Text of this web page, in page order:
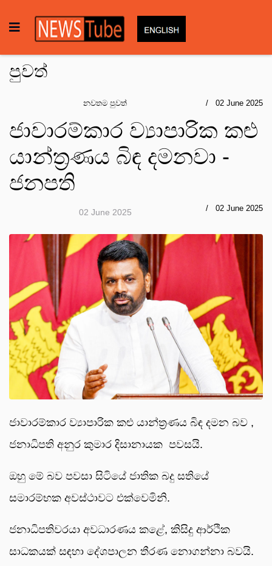
පුවත්
නවතම පුවත් 02 June 2025
ජාවාරම්කාර ව්‍යාපාරික කළු
යාන්ත්‍රණය බිඳ දමනවා -
ජනපති
02 June 2025 02 June 2025
ජාවාරම්කාර ව්‍යාපාරික කළු යාන්ත්‍රණය බිඳ දමන බව ,
ජනාධිපති අනුර කුමාර දිසානායක පවසයි.
ඔහු මේ බව පවසා සිටියේ ජාතික බදු සතියේ
සමාරම්භක අවස්ථාවට එක්වෙමිනි.
ජනාධිපතිවරයා අවධාරණය කළේ, කිසිදු ආර්ථික
සාධකයක් සඳහා දේශපාලන තීරණ නොගන්නා බවයි.